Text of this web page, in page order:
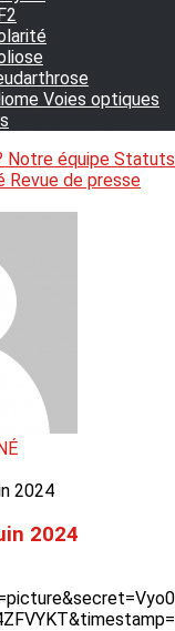
Voies optiques
Notre équipe Statuts
Revue de presse
2024